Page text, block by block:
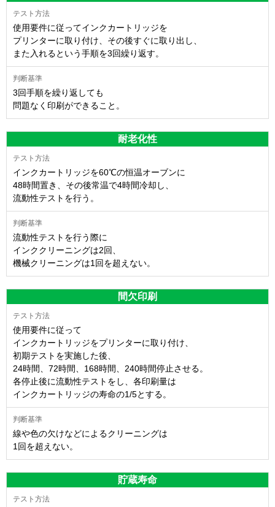
使用要件に従ってインクカートリッジを
プリンターに取り付け、その後すぐに取り出し、
また入れるという手順を3回繰り返す。
3回手順を繰り返しても
問題なく印刷ができること。
耐老化性
インクカートリッジを60℃の恒温オーブンに
48時間置き、その後常温で4時間冷却し、
流動性テストを行う。
流動性テストを行う際に
インククリーニングは2回、
機械クリーニングは1回を超えない。
間欠印刷
使用要件に従って
インクカートリッジをプリンターに取り付け、
初期テストを実施した後、
24時間、72時間、168時間、240時間停止させる。
各停止後に流動性テストをし、各印刷量は
インクカートリッジの寿命の1/5とする。
線や色の欠けなどによるクリーニングは
1回を超えない。
貯蔵寿命